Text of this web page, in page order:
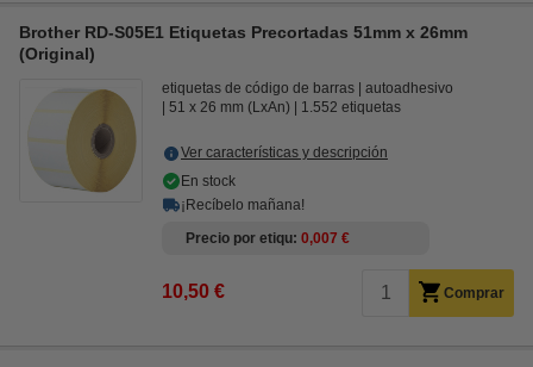
Brother RD-S05E1 Etiquetas Precortadas 51mm x 26mm
(Original)
etiquetas de código de barras
autoadhesivo
51 x 26 mm (LxAn)
1.552 etiquetas
Ver características y descripción
En stock
¡Recíbelo mañana!
Precio por etiqu 0,007 €
10,50 € Comprar